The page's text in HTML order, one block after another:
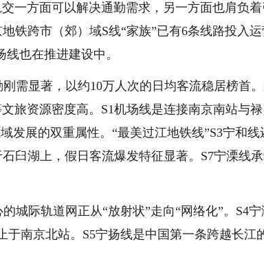
一方面可以解决通勤需求，另一方面也肩负
铁跨市（郊）域S线“家族”已有6条线路投入
线也在推进建设中。
显著，以约10万人次的日均客流稳居榜首。
旅资源密度高。S1机场线是连接南京南站与
发展的双重属性。“最美过江地铁线”S3宁和线
臼湖上，假日客流爆发特征显著。S7宁溧线
际轨道网正从“放射状”走向“网络化”。S4
于南京北站。S5宁扬线是中国第一条跨越长江